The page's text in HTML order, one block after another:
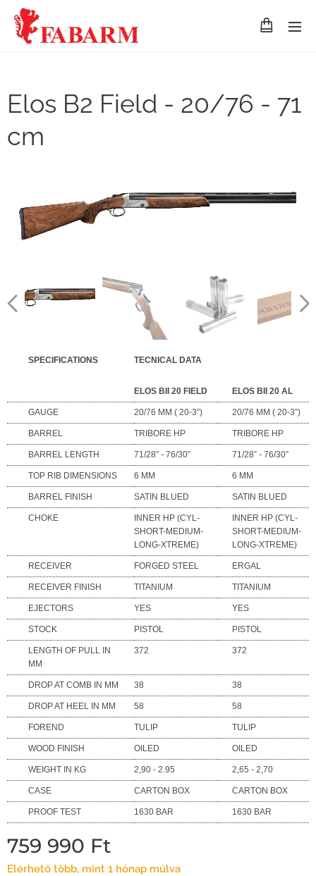
Elos B2 Field - 20/76 - 71
cm
SPECIFICATIONS TECNICAL DATA
ELOS BII 20 FIELD ELOS BII 20 AL
GAUGE 20/76 MM ( 20-3”) 20/76 MM ( 20-3”)
BARREL TRIBORE HP TRIBORE HP
BARREL LENGTH 71/28” - 76/30” 71/28” - 76/30”
TOP RIB DIMENSIONS 6 MM 6 MM
BARREL FINISH SATIN BLUED SATIN BLUED
CHOKE
INNER HP (CYL-
SHORT-MEDIUM-
LONG-XTREME)
INNER HP (CYL-
SHORT-MEDIUM-
LONG-XTREME)
RECEIVER FORGED STEEL ERGAL
RECEIVER FINISH TITANIUM TITANIUM
EJECTORS YES YES
STOCK PISTOL PISTOL
LENGTH OF PULL IN
MM
372 372
DROP AT COMB IN MM 38 38
DROP AT HEEL IN MM 58 58
FOREND TULIP TULIP
WOOD FINISH OILED OILED
WEIGHT IN KG 2,90 - 2.95 2,65 - 2,70
CASE CARTON BOX CARTON BOX
PROOF TEST 1630 BAR 1630 BAR
759 990 Ft
Elérhető több, mint 1 hónap múlva